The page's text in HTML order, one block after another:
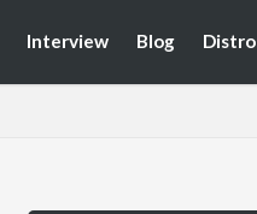
Interview Blog Distro